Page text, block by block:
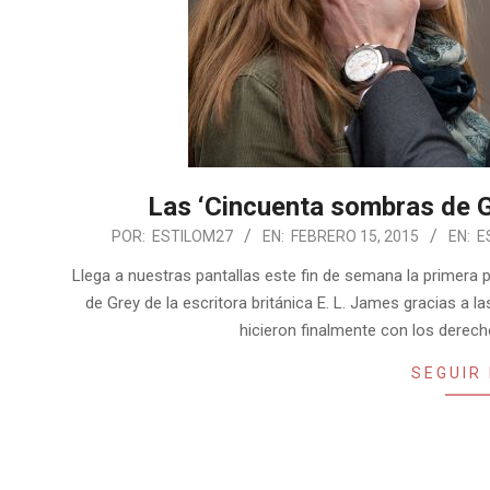
Las ‘Cincuenta sombras de
POR: ESTILOM27 EN: FEBRERO 15, 2015 EN:
Llega a nuestras pantallas este fin de semana la
de Grey de la escritora británica E. L. James gracias a
hicieron finalmente con los
SEGUIR